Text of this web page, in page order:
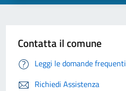
Contatta il comune
Leggi le domande frequenti
Richiedi Assistenza